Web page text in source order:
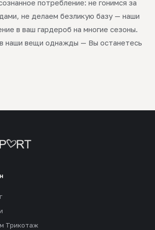
потребление: не гонимся за
не делаем безликую базу — наши
в ваш гардероб на многие сезоны.
наши вещи однажды — Вы останетесь
Трикотаж